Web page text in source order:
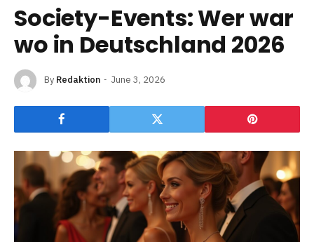
Society-Events: Wer war
wo in Deutschland 2026
By Redaktion June 3, 2026